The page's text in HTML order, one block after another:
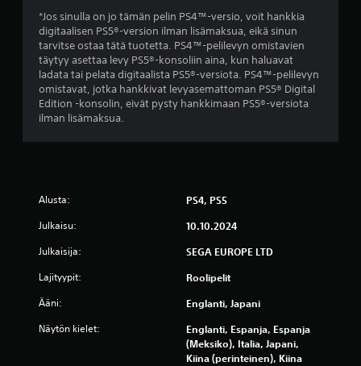
i
s
s
a
p
a
i
n
i
*Jos sinulla on jo tämän pelin PS4™-versio, voit hankkia
digitaalisen PS5®-version ilman lisämaksua, eikä sinun
tarvitse ostaa tätä tuotetta. PS4™-pelilevyn omistavien
täytyy asettaa levy PS5®-konsoliin aina, kun haluavat
ladata tai pelata digitaalista PS5®-versiota. PS4™-pelilevyn
omistavat, jotka hankkivat levyasemattoman PS5® Digital
Edition -konsolin, eivät pysty hankkimaan PS5®-versiota
ilman lisämaksua.
Alusta: PS4, PS5
Julkaisu: 10.10.2024
Julkaisija: SEGA EUROPE LTD
Lajityypit: Roolipelit
Ääni: Englanti, Japani
Näytön kielet:
Englanti, Espanja, Espanja
(Meksiko), Italia, Japani,
Kiina (perinteinen), Kiina